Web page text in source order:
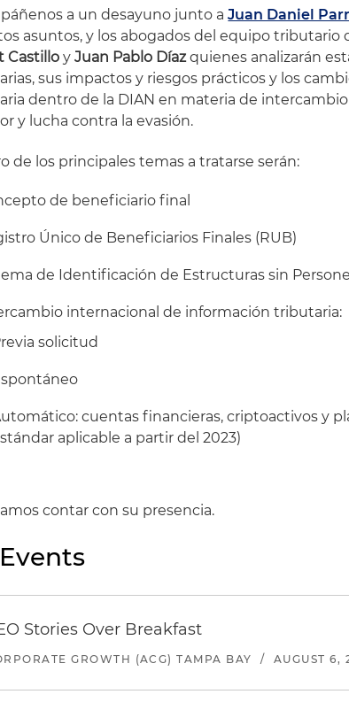
a un desayuno junto aJuan Daniel
asuntos, y los abogados del equipo tributario
Castillo yJuan Pablo Díazquienes analizarán
sus impactos y riesgos prácticos y los
dentro de la DIAN en materia de
y lucha contra la evasión.
de los principales temas a tratarse serán:
de beneficiario final
Único de Beneficiarios Finales (RUB)
de Identificación de Estructuras sin
internacional de información tributaria:
solicitud
cuentas financieras, criptoactivos y
aplicable a partir del 2023)
contar con su presencia.
Stories Over Breakfast
GROWTH (ACG) TAMPA BAY / AUGUST 6,